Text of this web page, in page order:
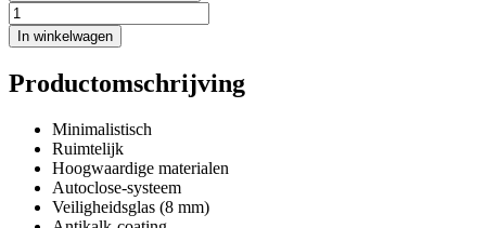
In winkelwagen
Productomschrijving
Minimalistisch
Ruimtelijk
Hoogwaardige materialen
Autoclose-systeem
Veiligheidsglas (8 mm)